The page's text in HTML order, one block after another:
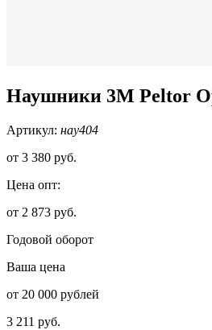
Наушники 3М Peltor
Артикул: нау404
от 3 380 руб.
Цена опт:
от 2 873 руб.
Годовой оборот
Ваша цена
от 20 000 рублей
3 211 руб.